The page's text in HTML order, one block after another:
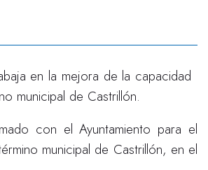
en la mejora de la capacidad
municipal de Castrillón.
con el Ayuntamiento para el
municipal de Castrillón, en el